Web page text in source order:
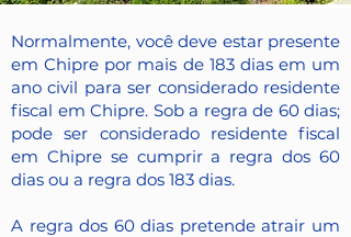
Normalmente, você deve estar presente
em Chipre por mais de 183 dias em um
ano civil para ser considerado residente
fiscal em Chipre. Sob a regra de 60 dias;
pode ser considerado residente fiscal
em Chipre se cumprir a regra dos 60
dias ou a regra dos 183 dias.
A regra dos 60 dias pretende atrair um